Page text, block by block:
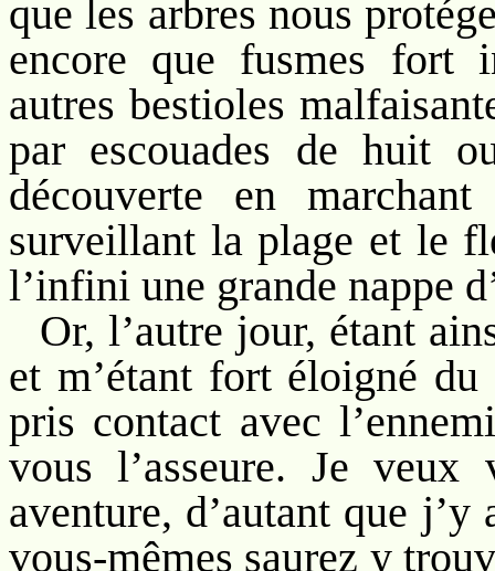
que les arbres nous
encore que fusmes fort
autres bestioles
par escouades de huit
découverte en
surveillant la plage et le
l’infini une grande nappe
Or, l’autre jour, étant
et m’étant fort éloigné du
pris contact avec
vous l’asseure. Je
aventure, d’autant que
vous-mêmes saurez y